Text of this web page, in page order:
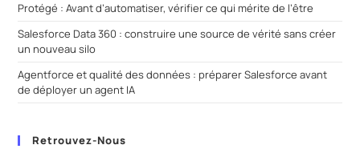
Protégé : Avant d’automatiser, vérifier ce qui mérite de l’être
Salesforce Data 360 : construire une source de vérité sans créer
un nouveau silo
Agentforce et qualité des données : préparer Salesforce avant
de déployer un agent IA
Retrouvez-Nous